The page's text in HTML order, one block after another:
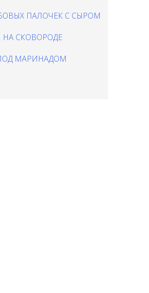
ПАЛОЧЕК С СЫРОМ
СКОВОРОДЕ
МАРИНАДОМ